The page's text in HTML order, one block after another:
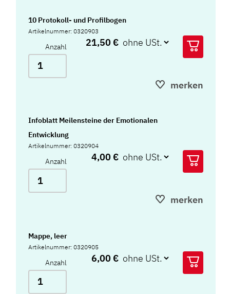
10 Protokoll- und Profilbogen
Artikelnummer: 0320903
Anzahl 21,50 €
merken
Infoblatt Meilensteine der Emotionalen
Entwicklung
Artikelnummer: 0320904
Anzahl 4,00 €
merken
Mappe, leer
Artikelnummer: 0320905
Anzahl 6,00 €